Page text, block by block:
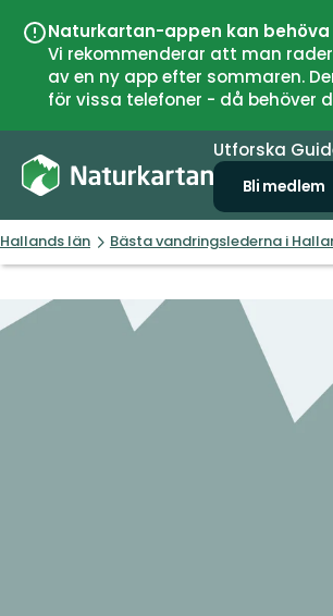
Naturkartan-appen kan
Vi rekommenderar att man
av en ny app efter sommaren.
för vissa telefoner - då behöver
Utforska
Bli medlem
Hallands län Bästa vandringslederna i